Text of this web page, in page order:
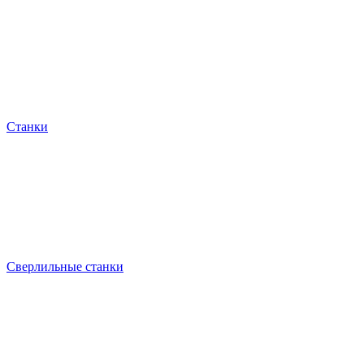
Станки
Сверлильные станки